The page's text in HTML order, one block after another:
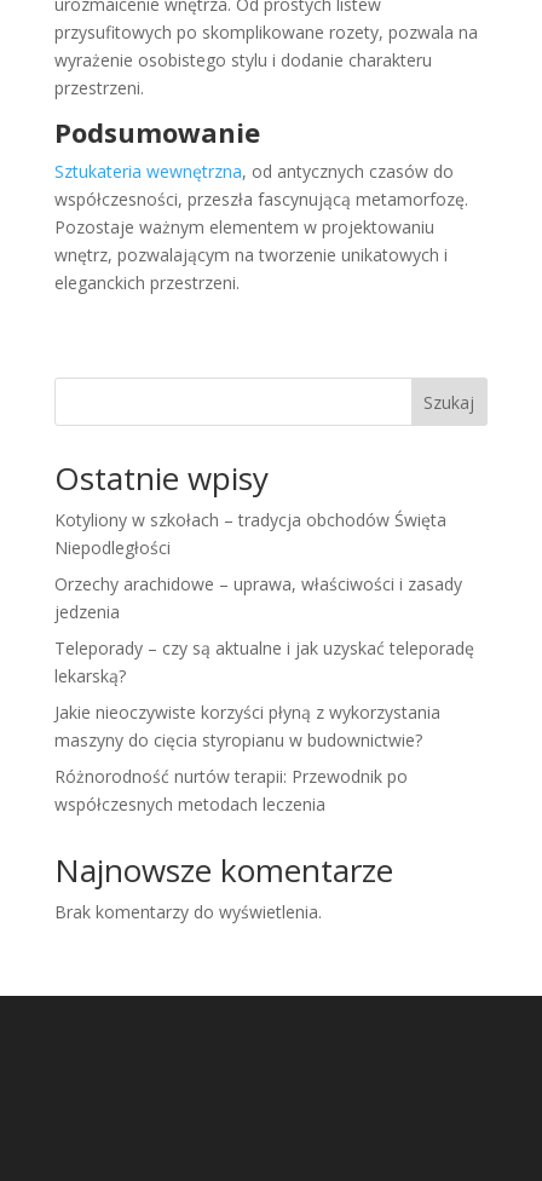
przysufitowych po skomplikowane rozety, pozwala na
wyrażenie osobistego stylu i dodanie charakteru
przestrzeni.
Podsumowanie
Sztukateria wewnętrzna, od antycznych czasów do
współczesności, przeszła fascynującą metamorfozę.
Pozostaje ważnym elementem w projektowaniu
wnętrz, pozwalającym na tworzenie unikatowych i
eleganckich przestrzeni.
Szukaj
Ostatnie wpisy
Kotyliony w szkołach – tradycja obchodów Święta
Niepodległości
Orzechy arachidowe – uprawa, właściwości i zasady
jedzenia
Teleporady – czy są aktualne i jak uzyskać teleporadę
lekarską?
Jakie nieoczywiste korzyści płyną z wykorzystania
maszyny do cięcia styropianu w budownictwie?
Różnorodność nurtów terapii: Przewodnik po
współczesnych metodach leczenia
Najnowsze komentarze
Brak komentarzy do wyświetlenia.